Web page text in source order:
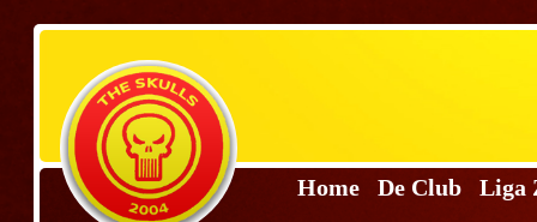
Home De Club Liga